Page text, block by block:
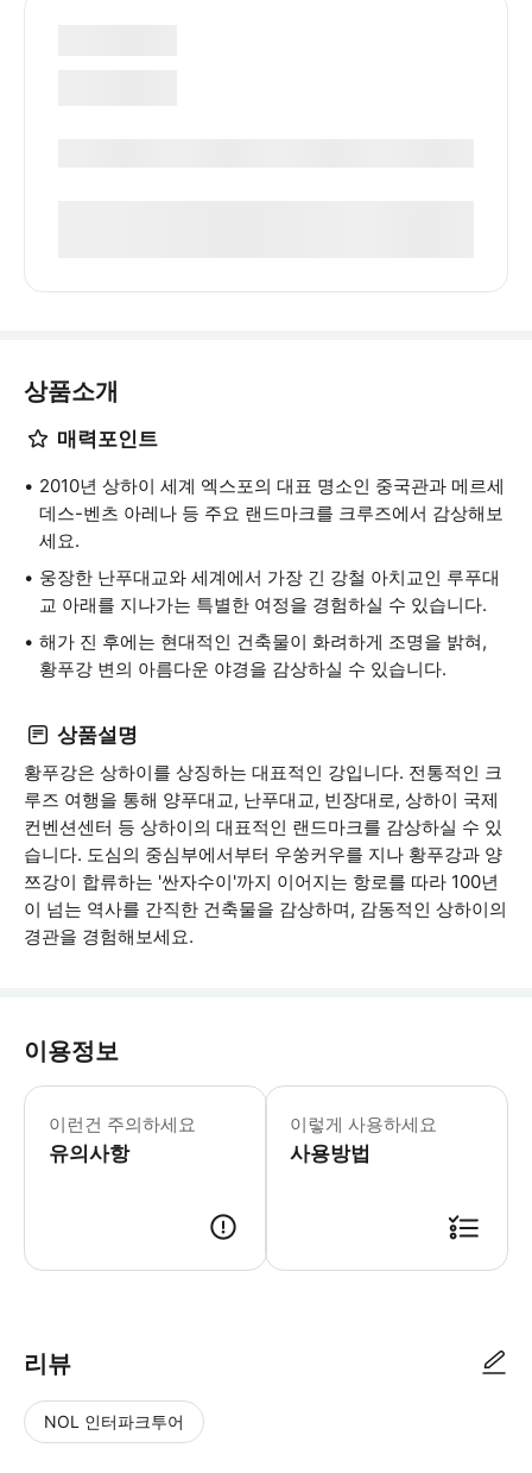
상품소개
매력포인트
2010년 상하이 세계 엑스포의 대표 명소인 중국관과 메르세
데스-벤츠 아레나 등 주요 랜드마크를 크루즈에서 감상해보
세요.
웅장한 난푸대교와 세계에서 가장 긴 강철 아치교인 루푸대
교 아래를 지나가는 특별한 여정을 경험하실 수 있습니다.
해가 진 후에는 현대적인 건축물이 화려하게 조명을 밝혀,
황푸강 변의 아름다운 야경을 감상하실 수 있습니다.
상품설명
황푸강은 상하이를 상징하는 대표적인 강입니다. 전통적인 크
루즈 여행을 통해 양푸대교, 난푸대교, 빈장대로, 상하이 국제
컨벤션센터 등 상하이의 대표적인 랜드마크를 감상하실 수 있
습니다. 도심의 중심부에서부터 우쑹커우를 지나 황푸강과 양
쯔강이 합류하는 '싼자수이'까지 이어지는 항로를 따라 100년
이 넘는 역사를 간직한 건축물을 감상하며, 감동적인 상하이의
경관을 경험해보세요.
이용정보
이런건 주의하세요
유의사항
어린이 규정: - 키 80cm 미만 어린이
이렇게 사용하세요
사용방법
리뷰
NOL 인터파크투어